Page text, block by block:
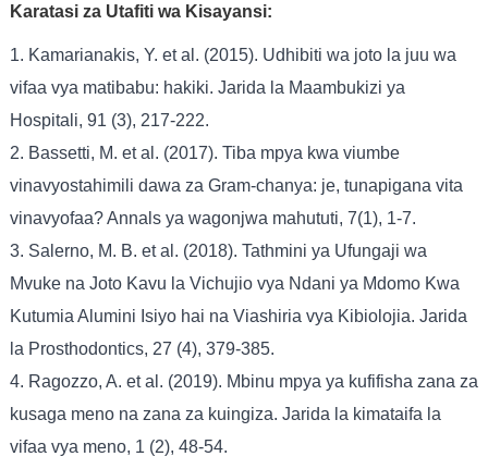
Karatasi za Utafiti wa Kisayansi:
1. Kamarianakis, Y. et al. (2015). Udhibiti wa joto la juu wa
vifaa vya matibabu: hakiki. Jarida la Maambukizi ya
Hospitali, 91 (3), 217-222.
2. Bassetti, M. et al. (2017). Tiba mpya kwa viumbe
vinavyostahimili dawa za Gram-chanya: je, tunapigana vita
vinavyofaa? Annals ya wagonjwa mahututi, 7(1), 1-7.
3. Salerno, M. B. et al. (2018). Tathmini ya Ufungaji wa
Mvuke na Joto Kavu la Vichujio vya Ndani ya Mdomo Kwa
Kutumia Alumini Isiyo hai na Viashiria vya Kibiolojia. Jarida
la Prosthodontics, 27 (4), 379-385.
4. Ragozzo, A. et al. (2019). Mbinu mpya ya kufifisha zana za
kusaga meno na zana za kuingiza. Jarida la kimataifa la
vifaa vya meno, 1 (2), 48-54.